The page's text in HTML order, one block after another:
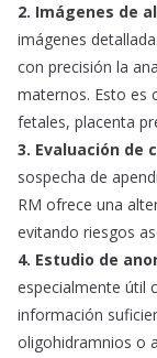
2. Imágenes de
imágenes
con precisión la
maternos. Esto es
fetales, placenta
3. Evaluación de
sospecha de
RM ofrece una
evitando riesgos
4. Estudio de
especialmente útil
información
oligohidramnios o